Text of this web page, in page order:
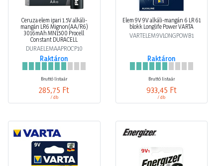
Ceruza elem ipari 1.5V alkáli-
mangán LR6 Mignon(AA/R6)
3016mAh MN1500 Procell
Constant DURACELL
DURAELEMAAPROCP10
Raktáron
Bruttó listaár
285,75 Ft
/ db
Elem 9V 9V alkáli-mangán 6 LR 61
blokk Longlife Power VARTA
VARTELEM9VLONGPOWB1
Raktáron
Bruttó listaár
933,45 Ft
/ db